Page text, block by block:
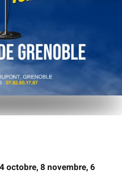
octobre, 8 novembre, 6